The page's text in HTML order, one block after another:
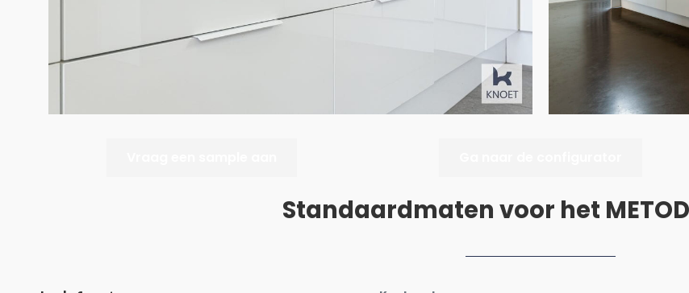
Standaardmaten voor het